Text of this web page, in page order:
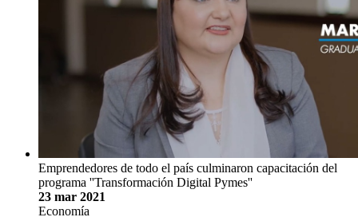
Estudio revela que optimismo del sector
empresarial mejora con miras al segundo
trimestre del 2021
El Instituto de Investigaciones en Ciencias Económicas de la
UCR publicó la Encuesta Trimestral sobre Opinión de
Empresarios
El Instituto de Investigaciones en Ciencias Económicas de la
Universidad de Costa Rica (IICE UCR), divulgó el pasado
lunes 5 de abril, las conclusiones de la Encuesta Trimestral
sobre Opinión de Empresarios (ETOE). Dicha investigación
incluye el índice global de expectativas empresariales, el cual